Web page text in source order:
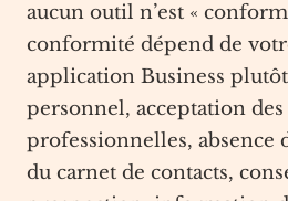
aucun outil n’est «
conformité dépend de
application Business
personnel, acceptation
professionnelles, absence
du carnet de contacts,